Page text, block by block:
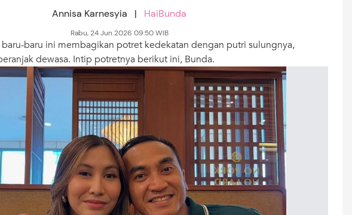
Annisa Karnesyia | HaiBunda
Rabu, 24 Jun 2026 09:50 WIB
baru-baru ini membagikan potret kedekatan dengan putri sulungnya,
dewasa. Intip potretnya berikut ini, Bunda.